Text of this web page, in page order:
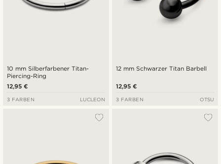
10 mm Silberfarbener Titan-
Piercing-Ring
12,95 €
3 FARBEN LUCLEON
12 mm Schwarzer Titan Barbell
12,95 €
3 FARBEN OTSU